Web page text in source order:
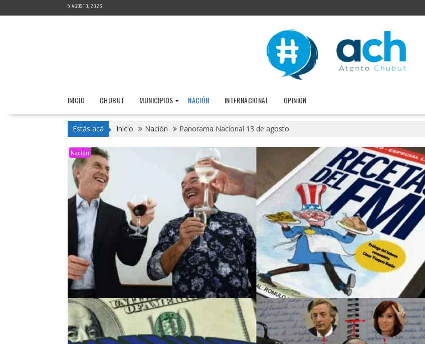
al
5 AGOSTO, 2026
INICIO CHUBUT MUNICIPIOS NACIÓN INTERNACIONAL OPINIÓN
Estás acá Inicio Nación Panorama Nacional 13 de agosto
Nación